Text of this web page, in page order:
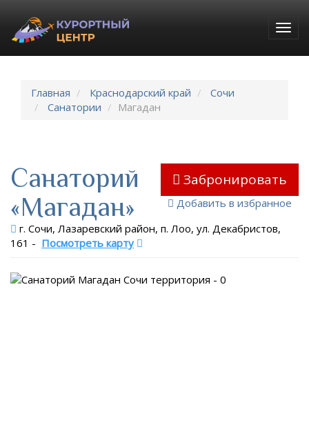
Главная Краснодарский край
Сочи
Санатории
Магадан
Забронировать
Добавить в избранное
Санаторий
«Магадан»
г. Сочи, Лазаревский район, п. Лоо, ул. Декабристов,
161 - Посмотреть карту